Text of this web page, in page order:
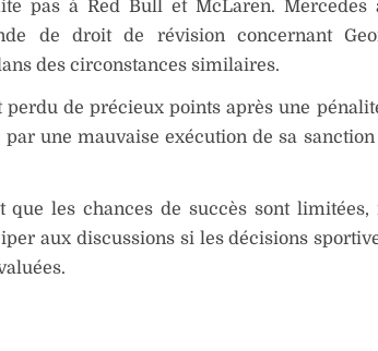
pas à Red Bull et McLaren. Mercedes
de droit de révision concernant
des circonstances similaires.
de précieux points après une
par une mauvaise exécution de sa
que les chances de succès sont limitées,
aux discussions si les décisions